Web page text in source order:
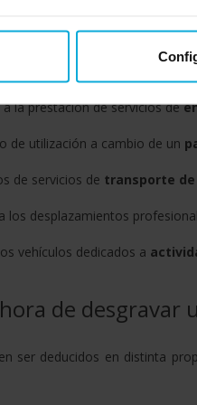
posible deducir el pago de
la prestación de servicios de
de utilización a cambio de un
de servicios de transporte
los desplazamientos
vehículos dedicados a
de desgravar
ser deducidos en distinta